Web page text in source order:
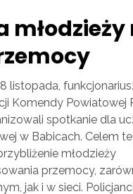
młodzieży
listopada,
Komendy Powiatowej
spotkanie dla
w Babicach. Celem
młodzieży
przemocy,
jak i w sieci. Policjanci